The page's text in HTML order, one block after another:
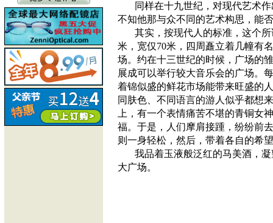
同样在十九世纪，对现代艺术
不知他那与众不同的艺术构思，能
其实，按现代人的标准，这个
米，宽仅70米，四周矗立着几幢有
场。约在十三世纪的时候，广场的
展成可以举行较大音乐会的广场。
着锦似盛的鲜花市场能带来旺盛的
同肤色、不同语言的游人似乎都想
上，有一个表情痛苦不堪的青铜女
福。于是，人们摩肩接踵，纷纷前
则一身轻松，然后，带着各自的
我品着玉液般泛红的马美酒，
大广场。